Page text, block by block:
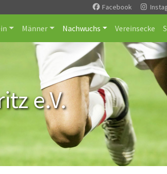
Facebook
Männer Nachwuchs Vereinsecke
e.V.